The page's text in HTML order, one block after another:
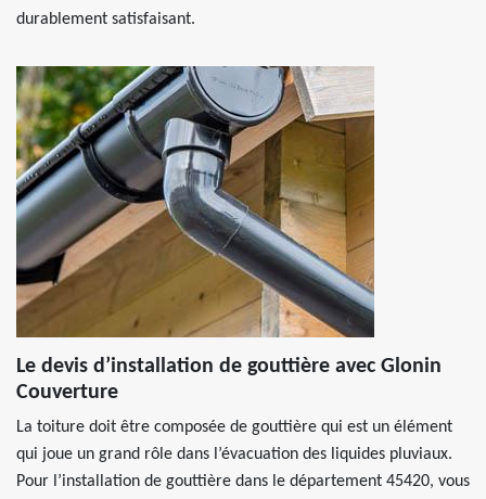
durablement satisfaisant.
Le devis d’installation de gouttière avec Glonin
Couverture
La toiture doit être composée de gouttière qui est un élément
qui joue un grand rôle dans l’évacuation des liquides pluviaux.
Pour l’installation de gouttière dans le département 45420, vous